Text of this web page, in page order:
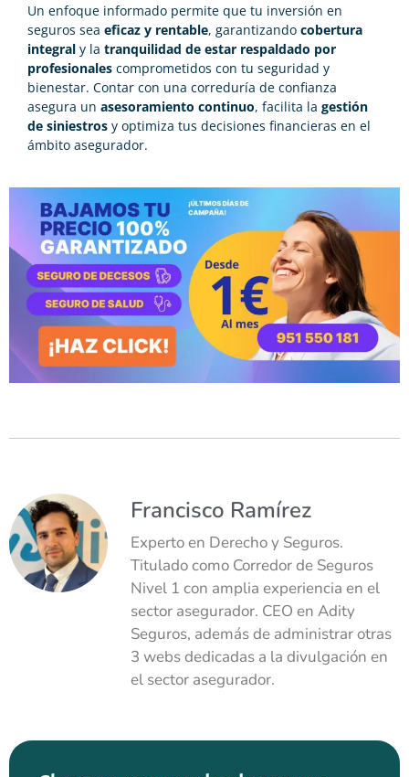
Un enfoque informado permite que tu inversión en
seguros sea eficaz y rentable, garantizando cobertura
integral y la tranquilidad de estar respaldado por
profesionales comprometidos con tu seguridad y
bienestar. Contar con una correduría de confianza
asegura un asesoramiento continuo, facilita la gestión
de siniestros y optimiza tus decisiones financieras en el
ámbito asegurador.
Francisco Ramírez
Experto en Derecho y Seguros.
Titulado como Corredor de Seguros
Nivel 1 con amplia experiencia en el
sector asegurador. CEO en Adity
Seguros, además de administrar otras
3 webs dedicadas a la divulgación en
el sector asegurador.